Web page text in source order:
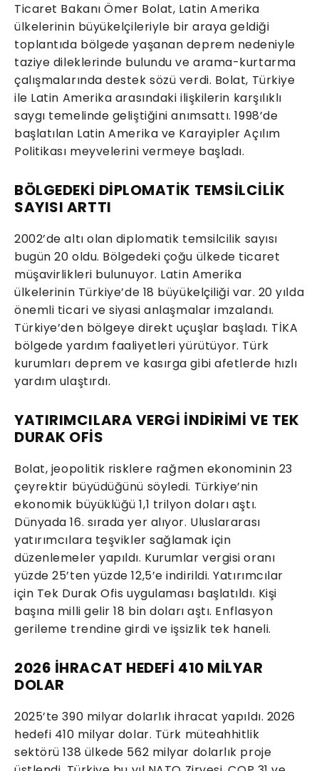
Ticaret Bakanı Ömer Bolat, Latin Amerika
ülkelerinin büyükelçileriyle bir araya geldiği
toplantıda bölgede yaşanan deprem nedeniyle
taziye dileklerinde bulundu ve arama-kurtarma
çalışmalarında destek sözü verdi. Bolat, Türkiye
ile Latin Amerika arasındaki ilişkilerin karşılıklı
saygı temelinde geliştiğini anımsattı. 1998’de
başlatılan Latin Amerika ve Karayipler Açılım
Politikası meyvelerini vermeye başladı.
BÖLGEDEKİ DİPLOMATİK TEMSİLCİLİK
SAYISI ARTTI
2002’de altı olan diplomatik temsilcilik sayısı
bugün 20 oldu. Bölgedeki çoğu ülkede ticaret
müşavirlikleri bulunuyor. Latin Amerika
ülkelerinin Türkiye’de 18 büyükelçiliği var. 20 yılda
önemli ticari ve siyasi anlaşmalar imzalandı.
Türkiye’den bölgeye direkt uçuşlar başladı. TİKA
bölgede yardım faaliyetleri yürütüyor. Türk
kurumları deprem ve kasırga gibi afetlerde hızlı
yardım ulaştırdı.
YATIRIMCILARA VERGİ İNDİRİMİ VE TEK
DURAK OFİS
Bolat, jeopolitik risklere rağmen ekonominin 23
çeyrektir büyüdüğünü söyledi. Türkiye’nin
ekonomik büyüklüğü 1,1 trilyon doları aştı.
Dünyada 16. sırada yer alıyor. Uluslararası
yatırımcılara teşvikler sağlamak için
düzenlemeler yapıldı. Kurumlar vergisi oranı
yüzde 25’ten yüzde 12,5’e indirildi. Yatırımcılar
için Tek Durak Ofis uygulaması başlatıldı. Kişi
başına milli gelir 18 bin doları aştı. Enflasyon
gerileme trendine girdi ve işsizlik tek haneli.
2026 İHRACAT HEDEFİ 410 MİLYAR
DOLAR
2025’te 390 milyar dolarlık ihracat yapıldı. 2026
hedefi 410 milyar dolar. Türk müteahhitlik
sektörü 138 ülkede 562 milyar dolarlık proje